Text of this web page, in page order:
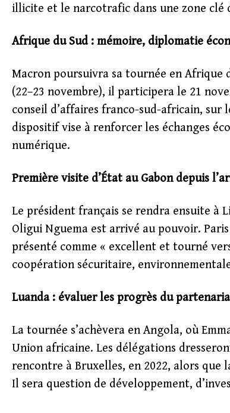
illicite et le narcotrafic dans une zone clé
Afrique du Sud : mémoire, diplomatie
Macron poursuivra sa tournée en Afrique
(22–23 novembre), il participera le 21
conseil d’affaires franco-sud-africain,
dispositif vise à renforcer les échanges
numérique.
Première visite d’État au Gabon depuis
Le président français se rendra ensuite à
Oligui Nguema est arrivé au pouvoir.
présenté comme « excellent et tourné
coopération sécuritaire,
Luanda : évaluer les progrès du
La tournée s’achèvera en Angola, où
Union africaine. Les délégations
rencontre à Bruxelles, en 2022, alors que
Il sera question de développement,